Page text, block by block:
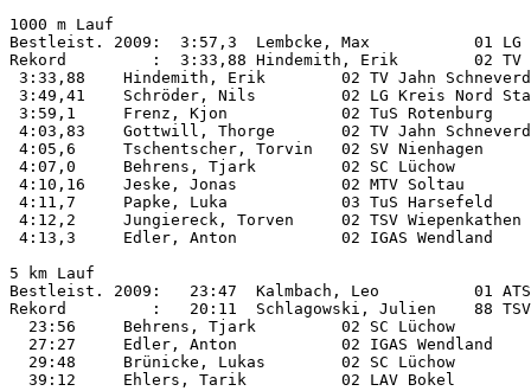
1000 m Lauf
Bestleist. 2009:  3:57,3  Lembcke, Max           01 LG
Rekord         :  3:33,88 Hindemith, Erik        02 TV
3:33,88    Hindemith, Erik        02 TV Jahn
3:49,41    Schröder, Nils         02 LG Kreis Nord
3:59,1     Frenz, Kjon            02 TuS
4:03,83    Gottwill, Thorge       02 TV Jahn
4:05,6     Tschentscher, Torvin   02 SV
4:07,0     Behrens, Tjark         02 SC Lüchow
4:10,16    Jeske, Jonas           02 MTV Soltau
4:11,7     Papke, Luka            03 TuS Harsefeld
4:12,2     Jungiereck, Torven     02 TSV
4:13,3     Edler, Anton           02 IGAS Wendland
5 km Lauf
Bestleist. 2009:   23:47  Kalmbach, Leo          01 ATS
Rekord         :   20:11  Schlagowski, Julien    88
23:56     Behrens, Tjark         02 SC Lüchow
27:27     Edler, Anton           02 IGAS Wendland
29:48     Brünicke, Lukas        02 SC Lüchow
39:12     Ehlers, Tarik          02 LAV Bokel